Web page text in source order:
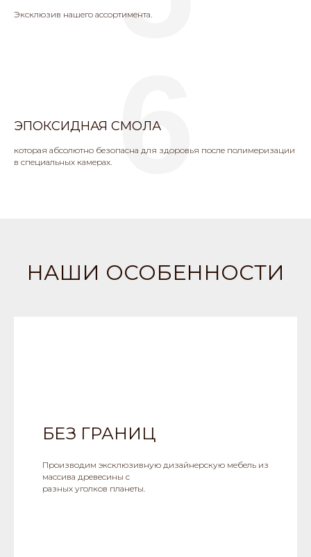
Эксклюзив нашего ассортимента.
ЭПОКСИДНАЯ СМОЛА
которая абсолютно безопасна для здоровья после полимеризации
в специальных камерах.
6
НАШИ ОСОБЕННОСТИ
БЕЗ ГРАНИЦ
Производим эксклюзивную дизайнерскую мебель из
массива древесины с
разных уголков планеты.